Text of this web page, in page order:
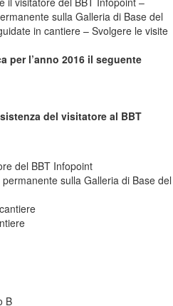
sulla Galleria di Base del
in cantiere – Svolgere le visite
per l’anno 2016 il seguente
del visitatore al BBT
del BBT Infopoint
sulla Galleria di Base del
B